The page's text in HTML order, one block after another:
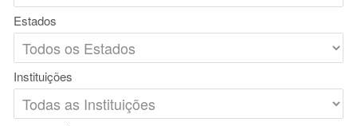
Estados
Instituições